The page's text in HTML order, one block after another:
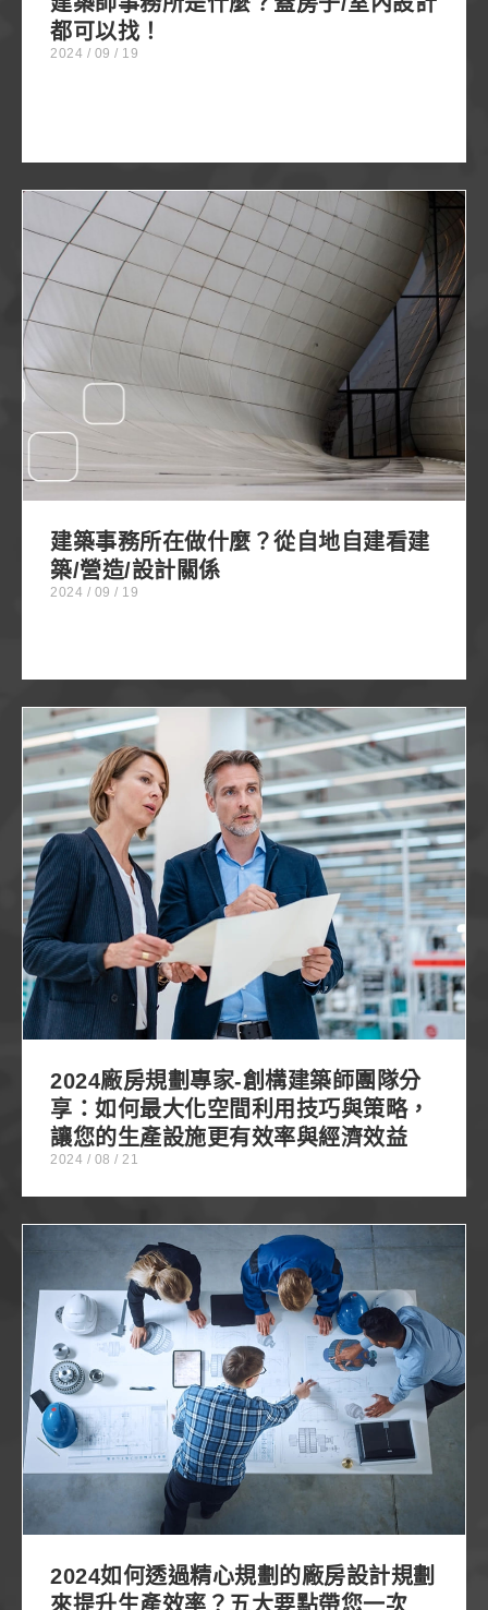
都可以找！
2024 / 09 / 19
建築事務所在做什麼？從自地自建看建築/營造/設計
建築事務所在做什麼？從自地自建看建
築/營造/設計關係
2024 / 09 / 19
2024廠房規劃專家-創構建築師團隊分享：如何最大
化空間利用技巧與策略，讓您的生產設施更有效率與
經濟效益
2024廠房規劃專家-創構建築師團隊分
享：如何最大化空間利用技巧與策略，
讓您的生產設施更有效率與經濟效益
2024 / 08 / 21
2024如何透過精心規劃的廠房設計規劃來提升生產
效率？五大要點帶您一次看！
2024如何透過精心規劃的廠房設計規劃
來提升生產效率？五大要點帶您一次